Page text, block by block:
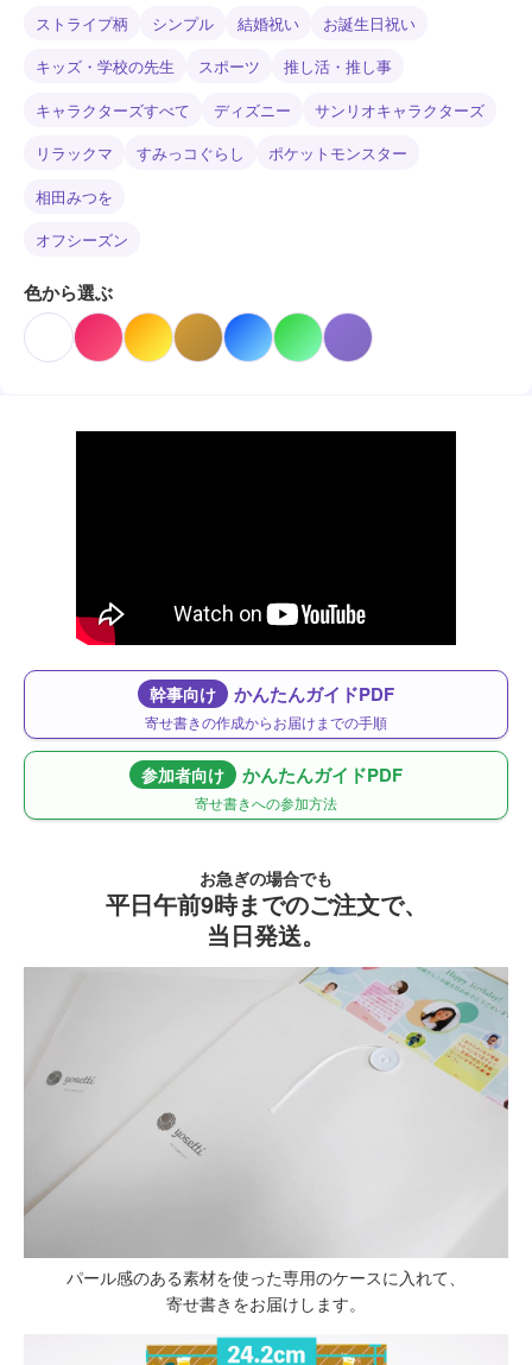
ストライプ柄 シンプル 結婚祝い
お誕生日祝い
キッズ・学校の先生
スポーツ
推し活・推し事
キャラクターズすべて
ディズニー
サンリオキャラクターズ
リラックマ
すみっコぐらし
ポケットモンスター
相田みつを
オフシーズン
色から選ぶ
幹事向け かんたんガイドPDF
寄せ書きの作成からお届けまでの手順
参加者向け かんたんガイドPDF
寄せ書きへの参加方法
お急ぎの場合でも
平日午前9時までのご注文で、
当日発送。
パール感のある素材を使った専用のケースに入れて、
寄せ書きをお届けします。